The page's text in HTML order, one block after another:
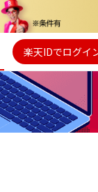
楽天IDでログイ